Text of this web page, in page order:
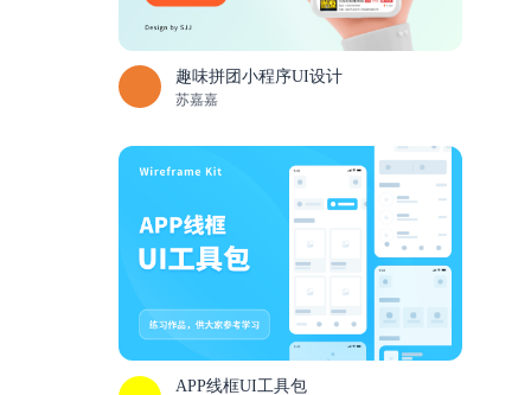
趣味拼团小程序UI设计
苏嘉嘉
APP线框UI工具包